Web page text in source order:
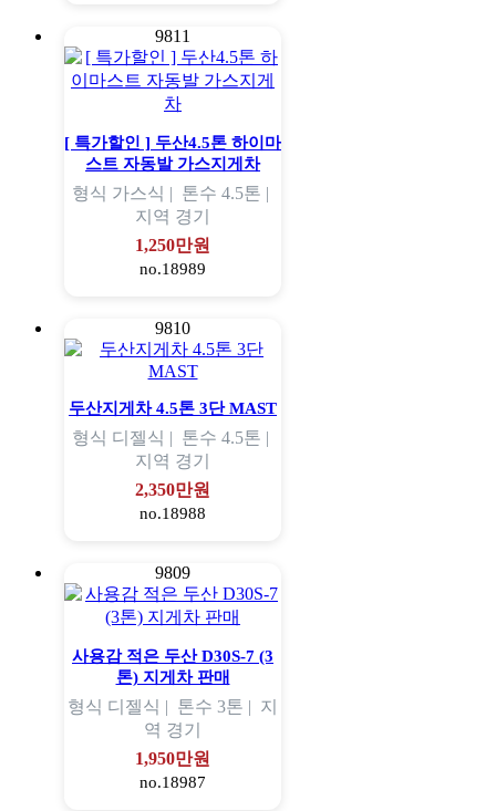
9811
[ 특가할인 ] 두산4.5톤 하이마
스트 자동발 가스지게차
형식 가스식 | 톤수 4.5톤 |
지역 경기
1,250만원
no.18989
9810
두산지게차 4.5톤 3단 MAST
형식 디젤식 | 톤수 4.5톤 |
지역 경기
2,350만원
no.18988
9809
사용감 적은 두산 D30S-7 (3
톤) 지게차 판매
형식 디젤식 | 톤수 3톤 | 지
역 경기
1,950만원
no.18987